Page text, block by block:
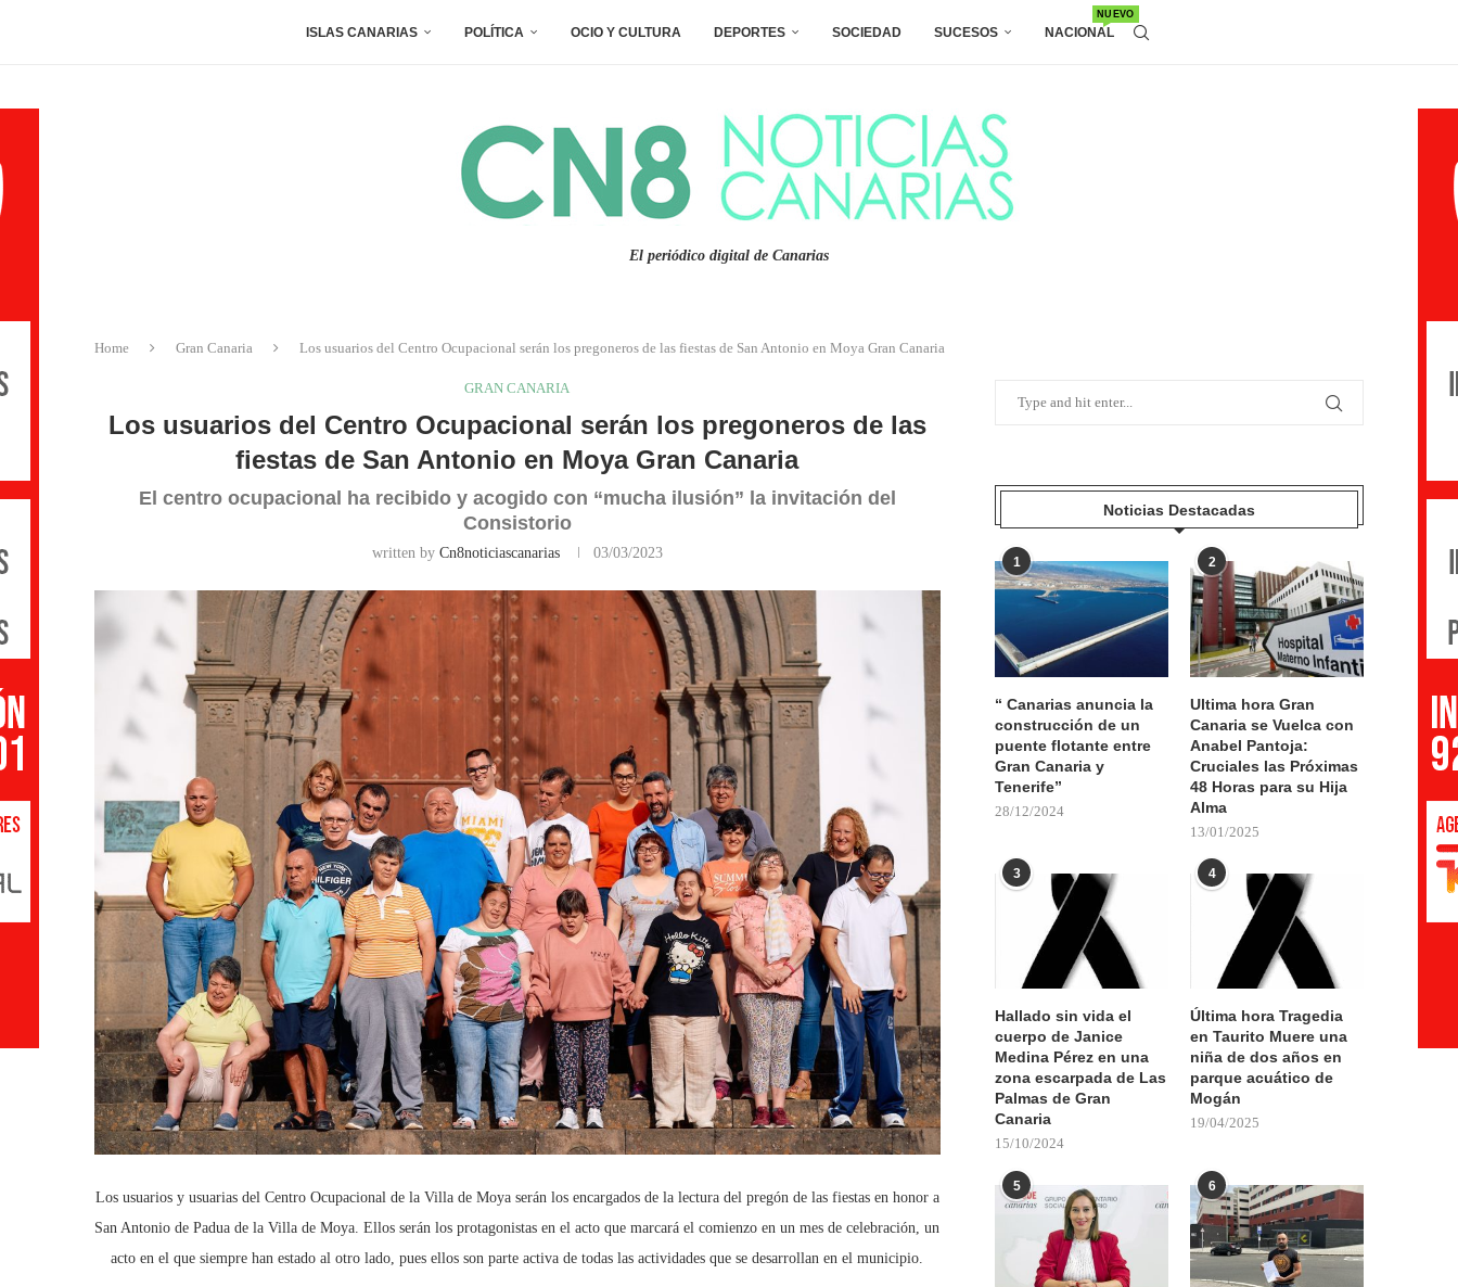
ISLAS CANARIAS POLÍTICA OCIO Y CULTURA DEPORTES SOCIEDAD SUCESOS NACIONAL
NUEVO
El periódico digital de Canarias
Home Gran Canaria Los usuarios del Centro Ocupacional serán los pregoneros de las fiestas de San Antonio en Moya Gran Canaria
GRAN CANARIA
Los usuarios del Centro Ocupacional serán los pregoneros de las
fiestas de San Antonio en Moya Gran Canaria
El centro ocupacional ha recibido y acogido con “mucha ilusión” la invitación del
Consistorio
written by Cn8noticiascanarias 03/03/2023
Los usuarios y usuarias del Centro Ocupacional de la Villa de Moya serán los encargados de la lectura del pregón de las fiestas en honor a
San Antonio de Padua de la Villa de Moya. Ellos serán los protagonistas en el acto que marcará el comienzo en un mes de celebración, un
acto en el que siempre han estado al otro lado, pues ellos son parte activa de todas las actividades que se desarrollan en el municipio.
Noticias Destacadas
1
“ Canarias anuncia la
construcción de un
puente flotante entre
Gran Canaria y
Tenerife”
28/12/2024
2
Ultima hora Gran
Canaria se Vuelca con
Anabel Pantoja:
Cruciales las Próximas
48 Horas para su Hija
Alma
13/01/2025
3
Hallado sin vida el
cuerpo de Janice
Medina Pérez en una
zona escarpada de Las
Palmas de Gran
Canaria
15/10/2024
4
Última hora Tragedia
en Taurito Muere una
niña de dos años en
parque acuático de
Mogán
19/04/2025
5 6